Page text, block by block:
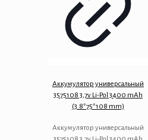
Аккумулятор универсальный
3575108 3,7v Li-Pol 3400 mAh
(3.8*75*108 mm)
Аккумулятор универсальный